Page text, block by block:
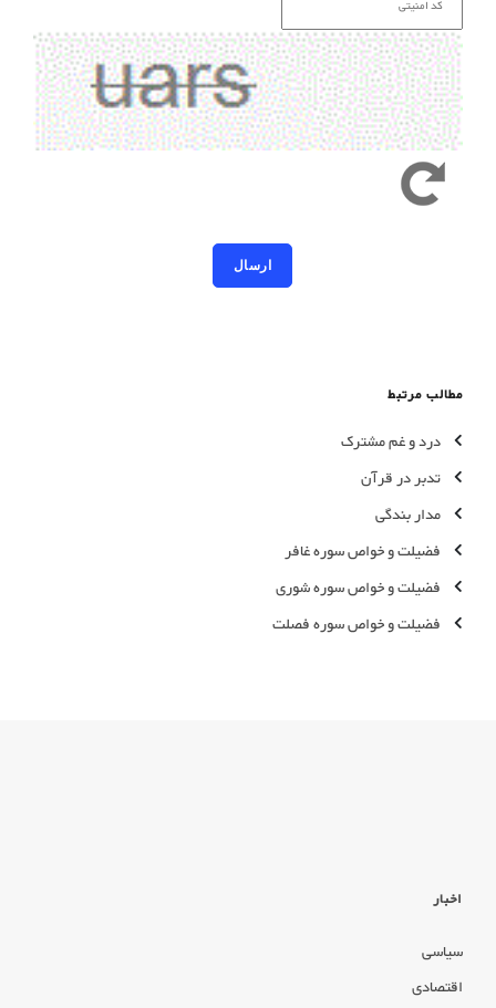
مطالب مرتبط
درد و غم مشترک
تدبر در قرآن
مدار بندگی
فضیلت و خواص سوره غافر
فضیلت و خواص سوره شوری
فضیلت و خواص سوره فصلت
اخبار
سیاسی
اقتصادی